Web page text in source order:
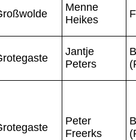
Menne
Heikes
Jantje
Peters
Peter
Freerks